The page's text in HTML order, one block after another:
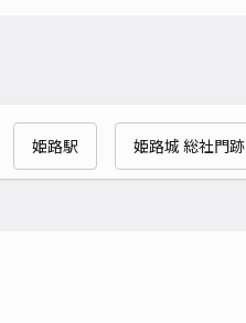
姫路駅 姫路城 総社門跡